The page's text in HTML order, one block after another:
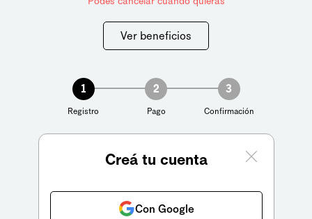
Ver beneficios
1
Registro
2
Pago
3
Confirmación
Creá tu cuenta
Con Google